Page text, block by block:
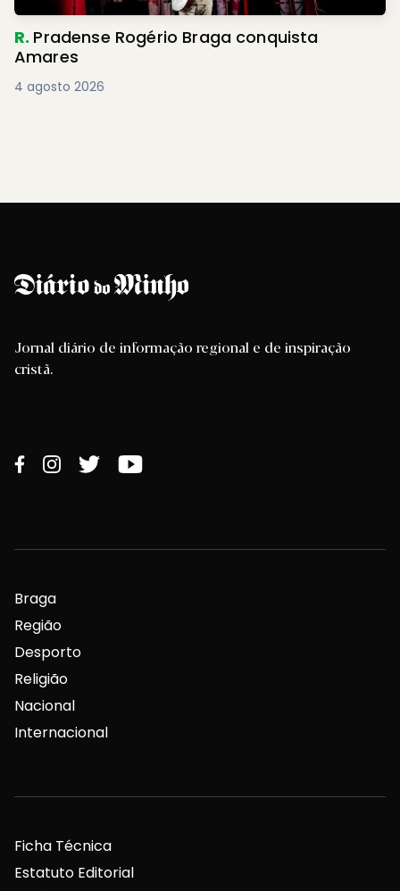
R. Pradense Rogério Braga conquista
Amares
4 agosto 2026
Jornal diário de informação regional e de inspiração
cristã.
Braga
Região
Desporto
Religião
Nacional
Internacional
Ficha Técnica
Estatuto Editorial